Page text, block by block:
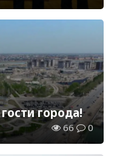
города!
66 0